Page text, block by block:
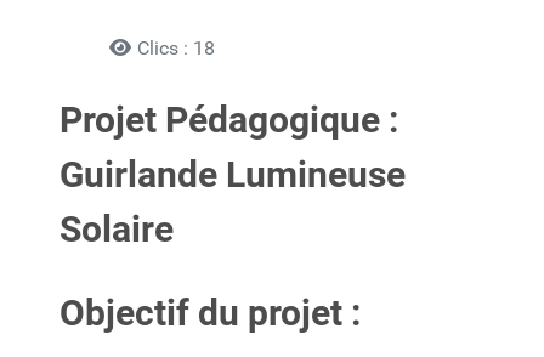
Clics : 18
Projet Pédagogique :
Guirlande Lumineuse
Solaire
Objectif du projet :